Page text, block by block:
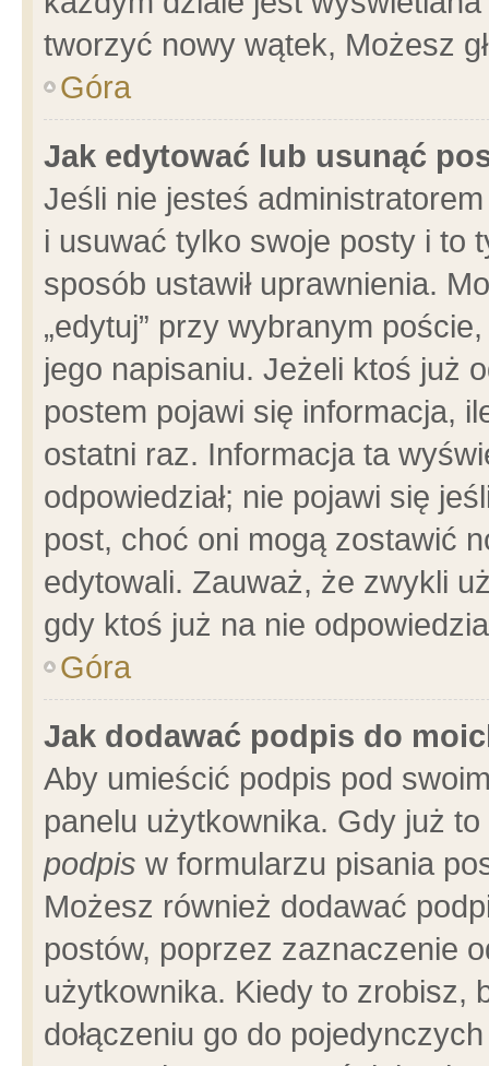
tworzyć nowy wątek, Możesz
Góra
Jak edytować lub usunąć
Jeśli nie jesteś
i usuwać tylko swoje posty i to
sposób ustawił uprawnienia.
„edytuj” przy wybranym
jego napisaniu. Jeżeli ktoś już
postem pojawi się informacja,
ostatni raz. Informacja ta
odpowiedział; nie pojawi się
post, choć oni mogą zostawić
edytowali. Zauważ, że zwykli
gdy ktoś już na nie
Góra
Jak dodawać podpis do
Aby umieścić podpis pod
panelu użytkownika. Gdy już
podpis w formularzu pisania
Możesz również dodawać
postów, poprzez zaznaczenie
użytkownika. Kiedy to zrobisz,
dołączeniu go do